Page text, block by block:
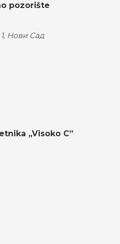
pozorište
Нови Сад
„Visoko C”